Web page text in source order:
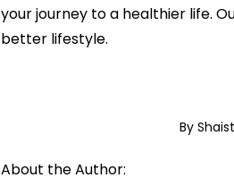
your journey to a healthier life.
better lifestyle.
By
About the Author: